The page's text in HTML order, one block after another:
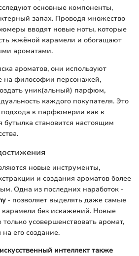
основные компоненты,
запах. Проводя множество
вводят новые ноты, которые
жжёной карамели и обогащают
ароматами.
ароматов, они используют
на философии персонажей,
уник(альный) парфюм,
каждого покупателя. Это
к парфюмерии как к
бутылка становится настоящим
новые инструменты,
и создания ароматов более
Одна из последних наработок -
- позволяет выделять даже самые
без искажений. Новые
усовершенствовать аромат,
его создание.
искусственный интеллект также